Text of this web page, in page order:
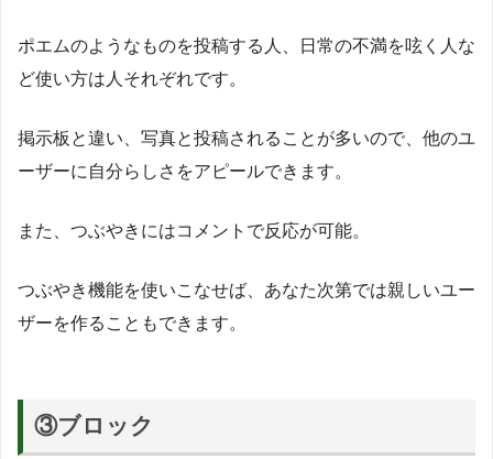
ポエムのようなものを投稿する人、日常の不満を呟く人な
ど使い方は人それぞれです。
掲示板と違い、写真と投稿されることが多いので、他のユ
ーザーに自分らしさをアピールできます。
また、つぶやきにはコメントで反応が可能。
つぶやき機能を使いこなせば、あなた次第では親しいユー
ザーを作ることもできます。
③ブロック